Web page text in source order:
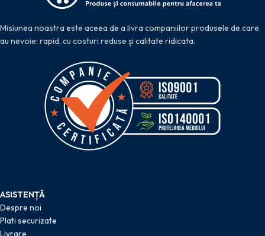
Misiunea noastra este aceea de a livra companiilor produsele de care
au nevoie: rapid, cu costuri reduse și calitate ridicata.
ASISTENȚĂ
Despre noi
Plati securizate
Livrare